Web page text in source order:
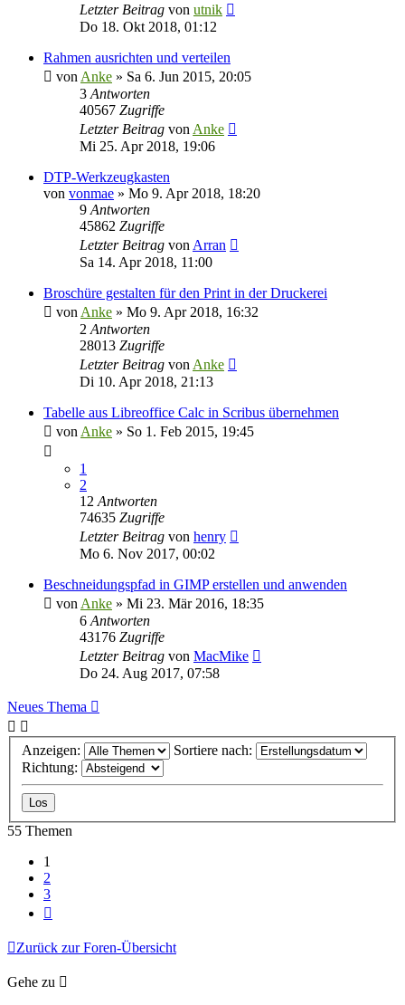
Letzter Beitrag von utnik
Do 18. Okt 2018, 01:12
Rahmen ausrichten und verteilen
von Anke » Sa 6. Jun 2015, 20:05
3 Antworten
40567 Zugriffe
Letzter Beitrag von Anke
Mi 25. Apr 2018, 19:06
DTP-Werkzeugkasten
von vonmae » Mo 9. Apr 2018, 18:20
9 Antworten
45862 Zugriffe
Letzter Beitrag von Arran
Sa 14. Apr 2018, 11:00
Broschüre gestalten für den Print in der Druckerei
von Anke » Mo 9. Apr 2018, 16:32
2 Antworten
28013 Zugriffe
Letzter Beitrag von Anke
Di 10. Apr 2018, 21:13
Tabelle aus Libreoffice Calc in Scribus übernehmen
von Anke » So 1. Feb 2015, 19:45
1
2
12 Antworten
74635 Zugriffe
Letzter Beitrag von henry
Mo 6. Nov 2017, 00:02
Beschneidungspfad in GIMP erstellen und anwenden
von Anke » Mi 23. Mär 2016, 18:35
6 Antworten
43176 Zugriffe
Letzter Beitrag von MacMike
Do 24. Aug 2017, 07:58
Neues Thema
Anzeigen:
Sortiere nach:
Richtung:
55 Themen
1
2
3
Zurück zur Foren-Übersicht
Gehe zu